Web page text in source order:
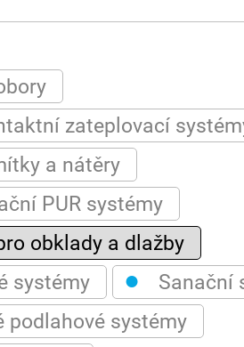
zateplovací
a nátěry
PUR systémy
obklady a dlažby
systémy ● Sanační
podlahové systémy